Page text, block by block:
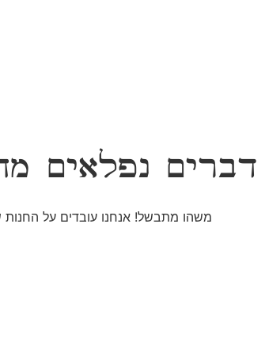
דברים נפלאים
משהו מתבשל! אנחנו עובדים על החנות